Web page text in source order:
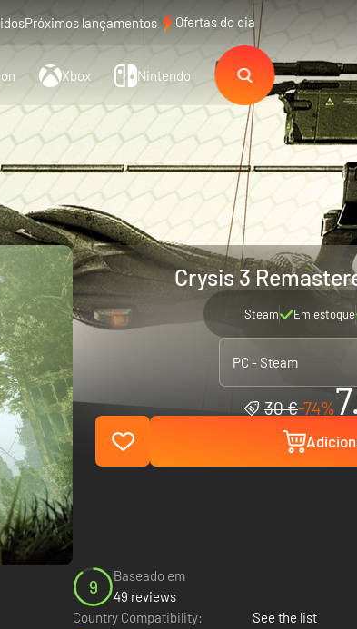
Próximos lançamentos Ofertas do dia
Xbox Nintendo
Crysis 3
Steam Em estoque
PC - Steam
30 €-74%
9
Baseado em
49 reviews
Country Compatibility:
See the list